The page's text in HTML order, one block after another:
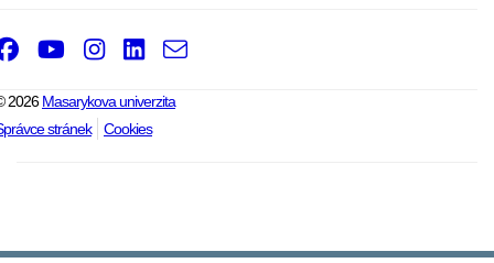
2026Masarykova univerzita
stránek
Cookies
Facebook
Youtube
Instagram
LinkedIn
e-